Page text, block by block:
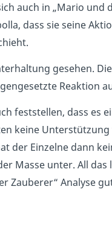
auch in „Mario und
dass sie seine
gesehen.
Reaktion
feststellen, dass es
keine
der Einzelne dann
Masse unter. All das
Zauberer“ Analyse